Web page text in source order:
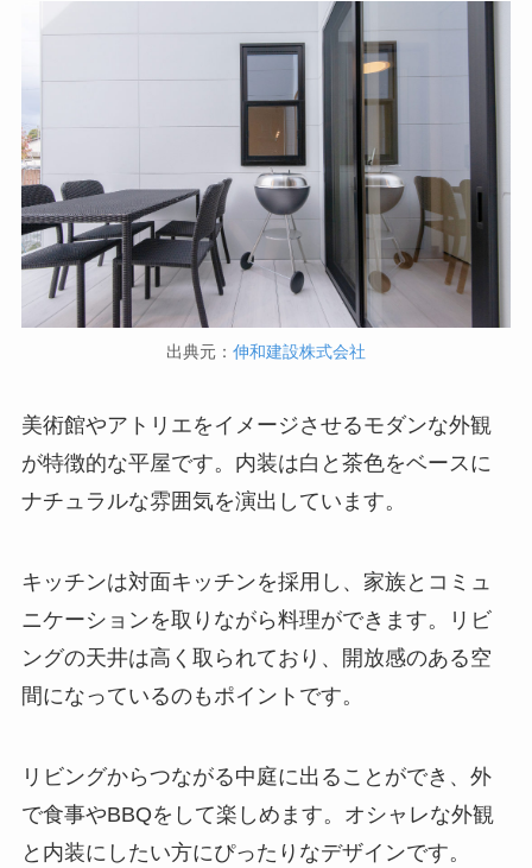
出典元： 伸和建設株式会社
美術館やアトリエをイメージさせるモダンな外観
が特徴的な平屋です。内装は白と茶色をベースに
ナチュラルな雰囲気を演出しています。
キッチンは対面キッチンを採用し、家族とコミュ
ニケーションを取りながら料理ができます。リビ
ングの天井は高く取られており、開放感のある空
間になっているのもポイントです。
リビングからつながる中庭に出ることができ、外
で食事やBBQをして楽しめます。オシャレな外観
と内装にしたい方にぴったりなデザインです。